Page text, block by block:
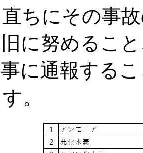
ちにその事
に努めるこ
に通報する
。